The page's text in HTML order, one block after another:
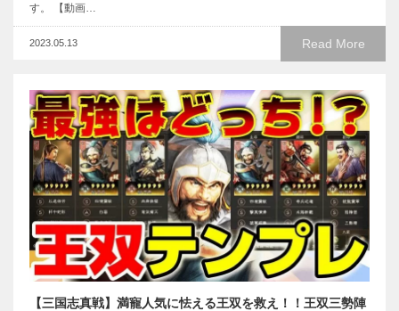
す。 【動画…
Read More
2023.05.13
【三国志真戦】満寵人気に怯える王双を救え！！王双三勢陣